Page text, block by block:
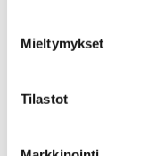
Mieltymykset
Tilastot